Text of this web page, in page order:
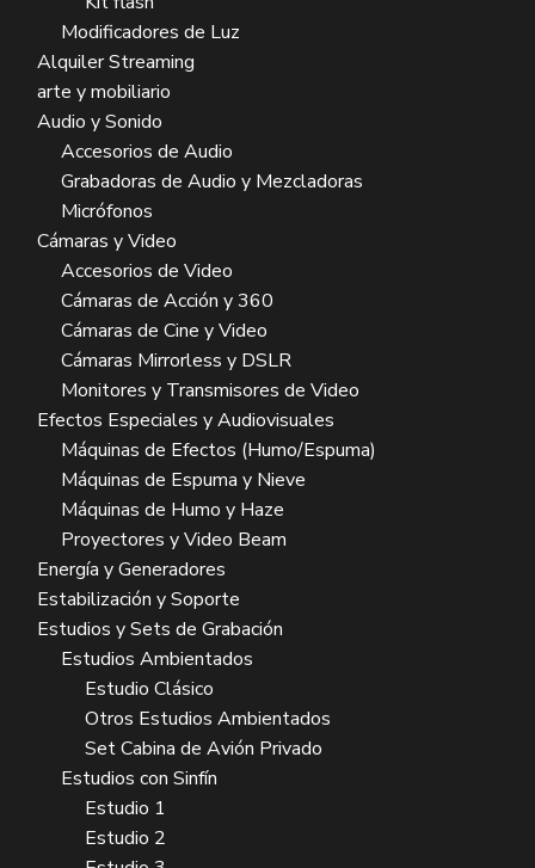
Modificadores de Luz
Alquiler Streaming
arte y mobiliario
Audio y Sonido
Accesorios de Audio
Grabadoras de Audio y Mezcladoras
Micrófonos
Cámaras y Video
Accesorios de Video
Cámaras de Acción y 360
Cámaras de Cine y Video
Cámaras Mirrorless y DSLR
Monitores y Transmisores de Video
Efectos Especiales y Audiovisuales
Máquinas de Efectos (Humo/Espuma)
Máquinas de Espuma y Nieve
Máquinas de Humo y Haze
Proyectores y Video Beam
Energía y Generadores
Estabilización y Soporte
Estudios y Sets de Grabación
Estudios Ambientados
Estudio Clásico
Otros Estudios Ambientados
Set Cabina de Avión Privado
Estudios con Sinfín
Estudio 1
Estudio 2